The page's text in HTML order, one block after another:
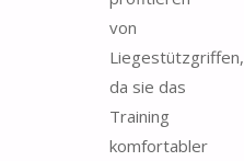
von
Liegestützgriffen,
da sie das
Training
komfortabler